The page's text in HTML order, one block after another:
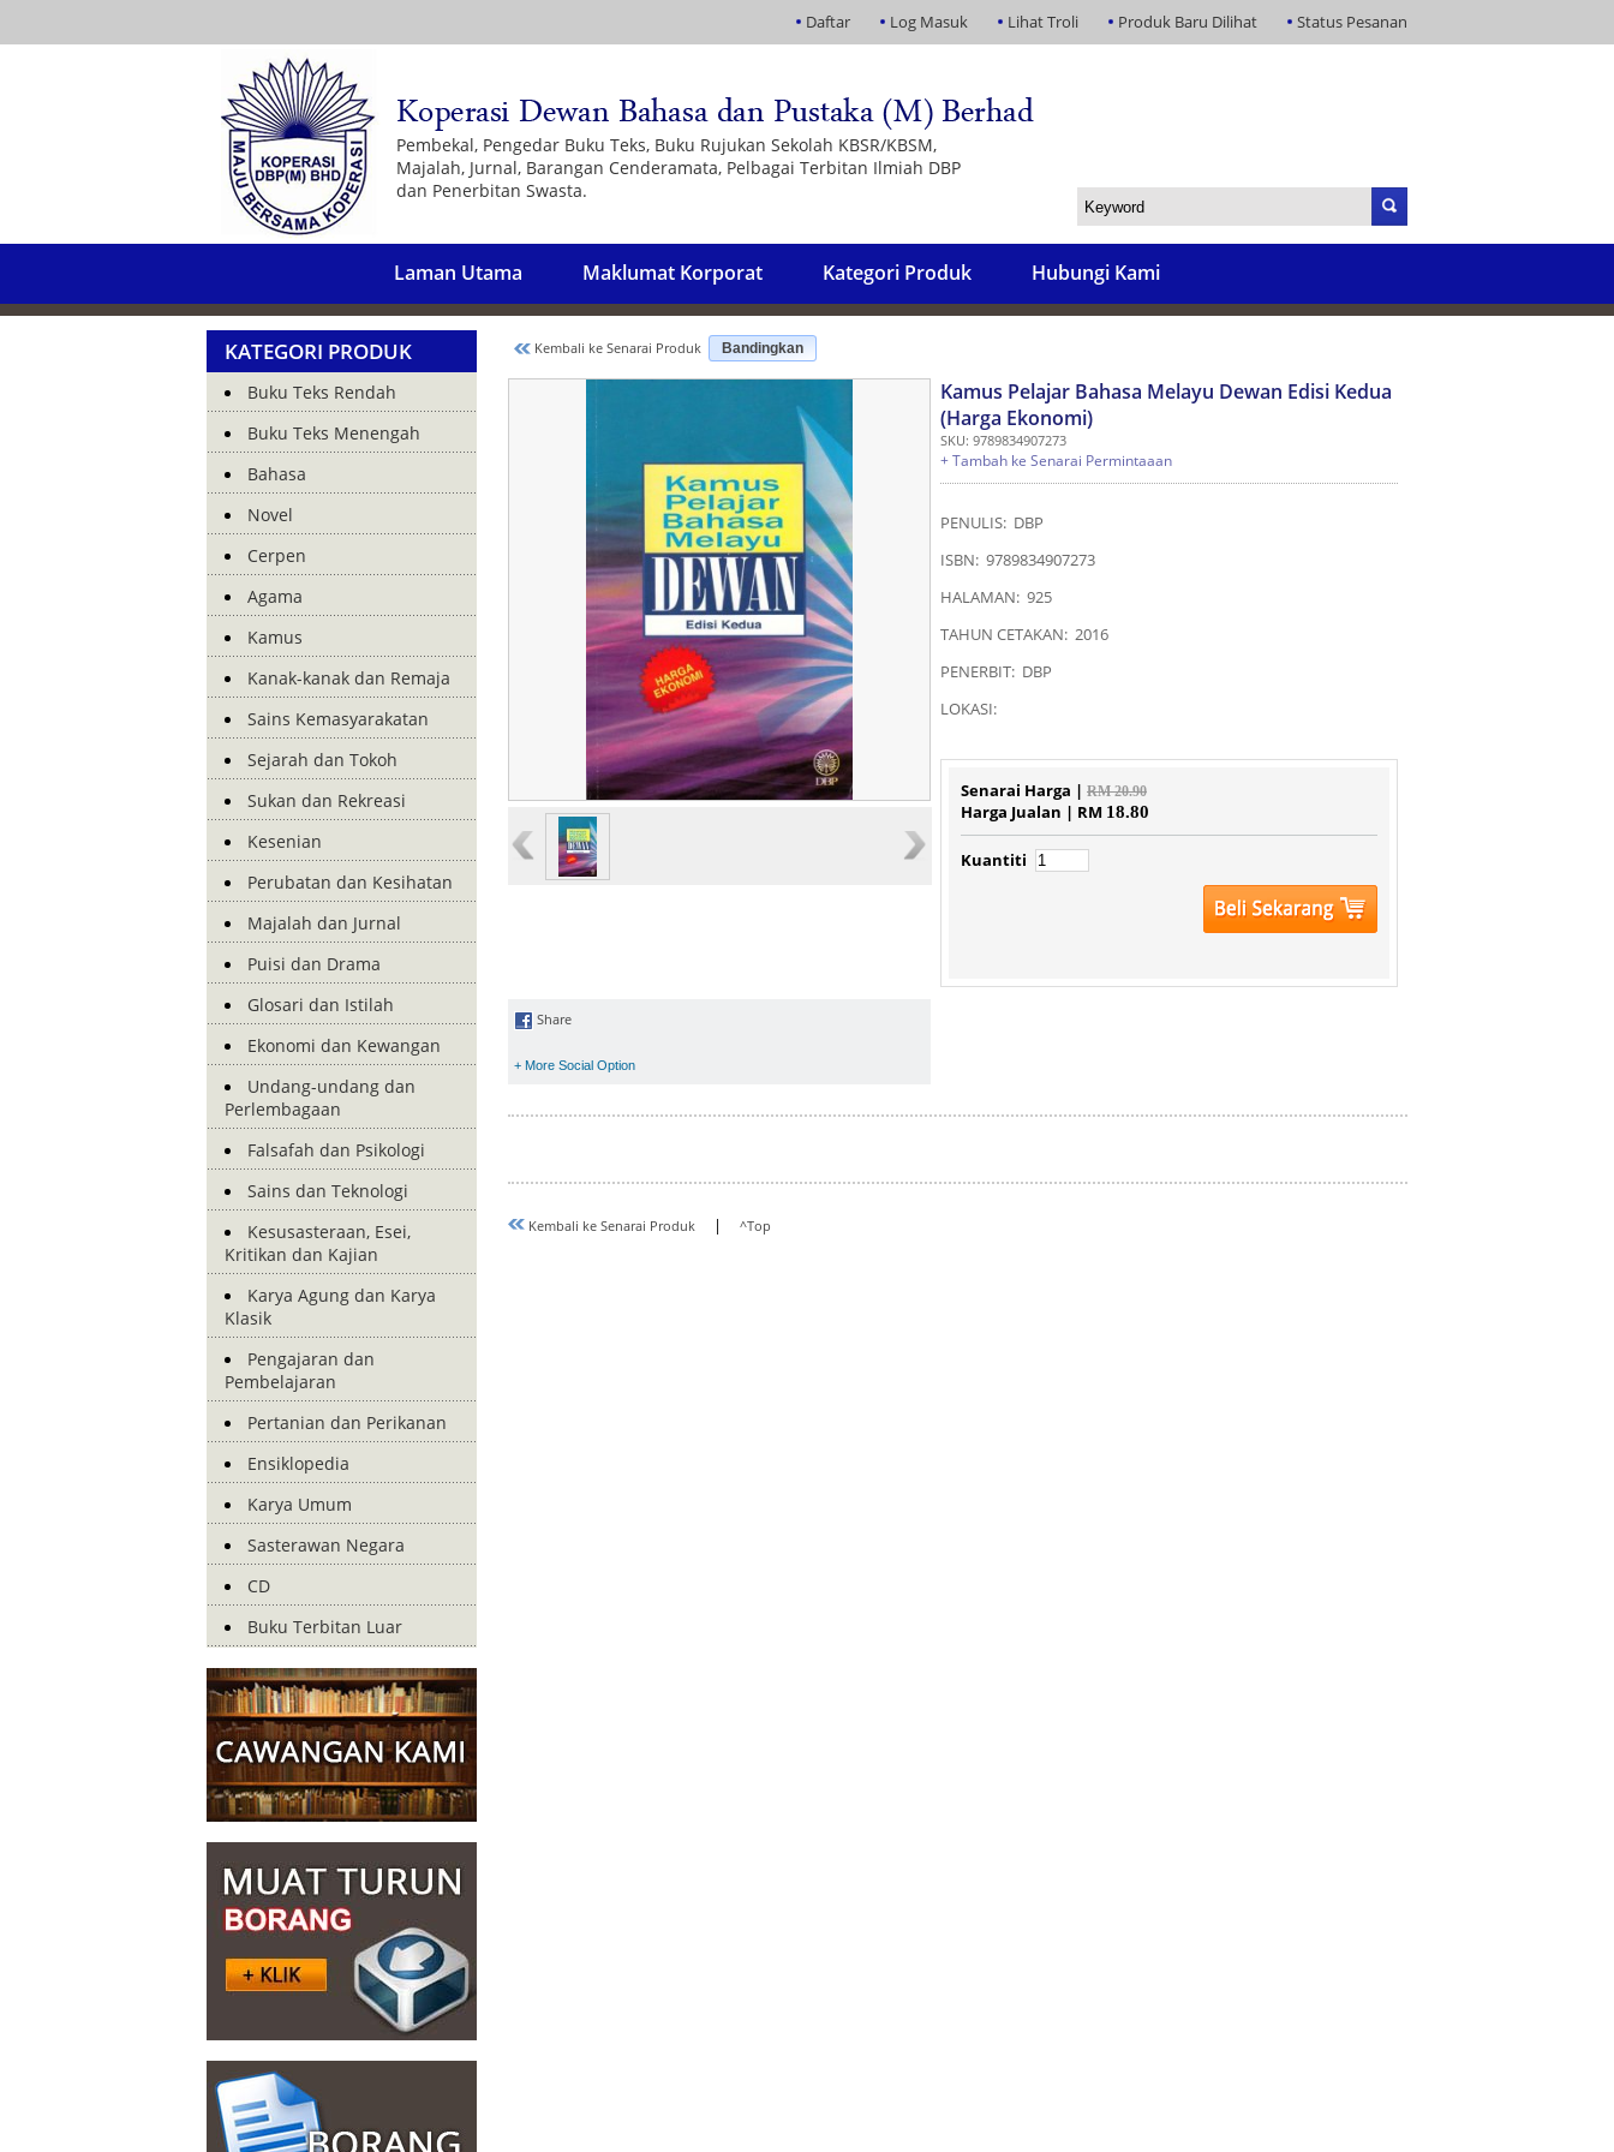
Daftar Log Masuk Lihat Troli Produk Baru Dilihat Status Pesanan
Pembekal, Pengedar Buku Teks, Buku Rujukan Sekolah KBSR/KBSM,
Majalah, Jurnal, Barangan Cenderamata, Pelbagai Terbitan Ilmiah DBP
dan Penerbitan Swasta.
Laman Utama Maklumat Korporat Kategori Produk Hubungi Kami
KATEGORI PRODUK
Buku Teks Rendah
Buku Teks Menengah
Bahasa
Novel
Cerpen
Agama
Kamus
Kanak-kanak dan Remaja
Sains Kemasyarakatan
Sejarah dan Tokoh
Sukan dan Rekreasi
Kesenian
Perubatan dan Kesihatan
Majalah dan Jurnal
Puisi dan Drama
Glosari dan Istilah
Ekonomi dan Kewangan
Undang-undang dan
Perlembagaan
Falsafah dan Psikologi
Sains dan Teknologi
Kesusasteraan, Esei,
Kritikan dan Kajian
Karya Agung dan Karya
Klasik
Pengajaran dan
Pembelajaran
Pertanian dan Perikanan
Ensiklopedia
Karya Umum
Sasterawan Negara
CD
Buku Terbitan Luar
Kembali ke Senarai Produk Bandingkan
Kamus Pelajar Bahasa Melayu Dewan Edisi Kedua
(Harga Ekonomi)
SKU: 9789834907273
+ Tambah ke Senarai Permintaaan
PENULIS: DBP
ISBN: 9789834907273
HALAMAN: 925
TAHUN CETAKAN: 2016
PENERBIT: DBP
LOKASI:
Senarai Harga | RM 20.90
Harga Jualan | RM 18.80
Kuantiti
Share
+ More Social Option
Kembali ke Senarai Produk | ^Top